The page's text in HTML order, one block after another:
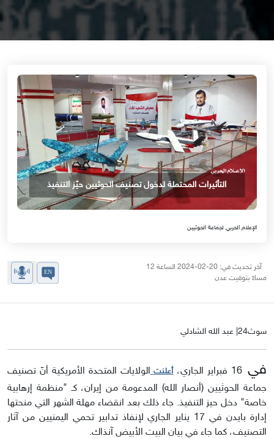
التأثيرات المحتملة لدخول تصنيف الحوثيين حيّز التنفيذ
الإعلام الحربي لجماعة الحوثيين
آخر تحديث في: 20-02-2024 الساعة 12
مساءً بتوقيت عدن
سوث24| عبد الله الشادلي
في 16 فبراير الجاري، أعلنت الولايات المتحدة الأمريكية أنّ تصنيف
جماعة الحوثيين (أنصار الله) المدعومة من إيران، كـ "منظمة إرهابية
خاصة" دخل حيز التنفيذ. جاء ذلك بعد انقضاء مهلة الشهر التي منحتها
إدارة بايدن في 17 يناير الجاري لإنفاذ تدابير تحمي اليمنيين من آثار
التصنيف، كما جاء في بيان البيت الأبيض آنذاك.